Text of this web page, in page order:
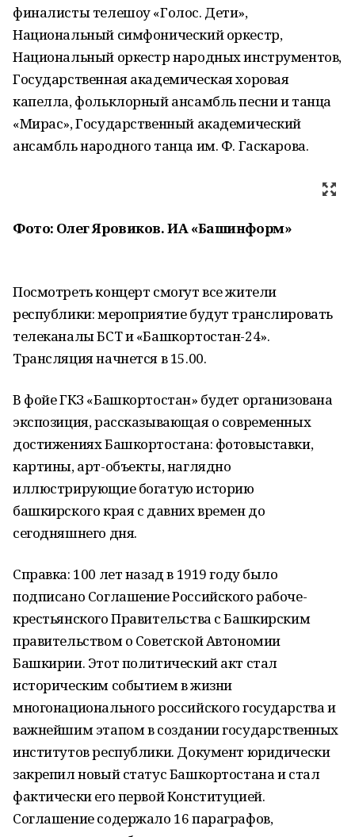
финалисты телешоу «Голос. Дети»,
Национальный симфонический оркестр,
Национальный оркестр народных инструментов,
Государственная академическая хоровая
капелла, фольклорный ансамбль песни и танца
«Мирас», Государственный академический
ансамбль народного танца им. Ф. Гаскарова.
Фото: Олег Яровиков. ИА «Башинформ»
Посмотреть концерт смогут все жители
республики: мероприятие будут транслировать
телеканалы БСТ и «Башкортостан-24».
Трансляция начнется в 15.00.
В фойе ГКЗ «Башкортостан» будет организована
экспозиция, рассказывающая о современных
достижениях Башкортостана: фотовыставки,
картины, арт-объекты, наглядно
иллюстрирующие богатую историю
башкирского края с давних времен до
сегодняшнего дня.
Справка: 100 лет назад в 1919 году было
подписано Соглашение Российского рабоче-
крестьянского Правительства с Башкирским
правительством о Советской Автономии
Башкирии. Этот политический акт стал
историческим событием в жизни
многонационального российского государства и
важнейшим этапом в создании государственных
институтов республики. Документ юридически
закрепил новый статус Башкортостана и стал
фактически его первой Конституцией.
Соглашение содержало 16 параграфов,